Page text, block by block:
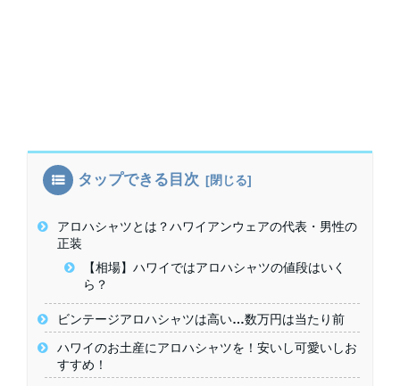
タップできる目次
アロハシャツとは？ハワイアンウェアの代表・男性の
正装
【相場】ハワイではアロハシャツの値段はいく
ら？
ビンテージアロハシャツは高い…数万円は当たり前
ハワイのお土産にアロハシャツを！安いし可愛いしお
すすめ！